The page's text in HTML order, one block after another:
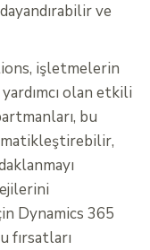
ve
işletmelerin
olan etkili
bu
Dynamics 365
fırsatları